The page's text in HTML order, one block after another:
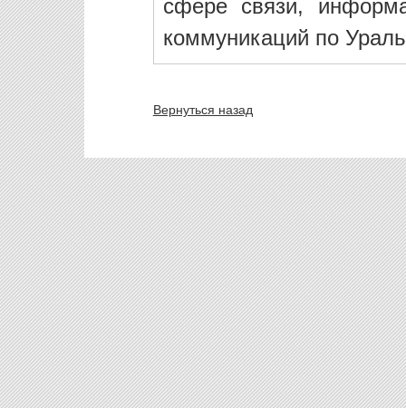
сфере связи,
коммуникаций по
Вернуться назад